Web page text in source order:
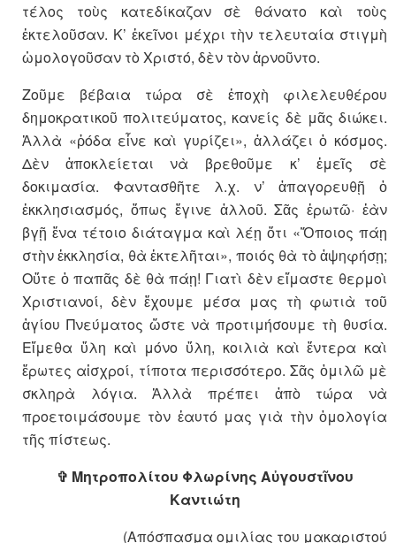
τέλος τοὺς κατεδίκαζαν σὲ θάνατο καὶ τοὺς
ἐκτελοῦσαν. Κ’ ἐκεῖνοι μέχρι τὴν τελευταία στιγμὴ
ὡμολογοῦσαν τὸ Χριστό, δὲν τὸν ἀρνοῦντο.
Ζοῦμε βέβαια τώρα σὲ ἐποχὴ φιλελευθέρου
δημοκρατικοῦ πολιτεύματος, κανείς δὲ μᾶς διώκει.
Ἀλλὰ «ῥόδα εἶνε καὶ γυρίζει», ἀλλάζει ὁ κόσμος.
Δὲν ἀποκλείεται νὰ βρεθοῦμε κ’ ἐμεῖς σὲ
δοκιμασία. Φαντασθῆτε λ.χ. ν’ ἀπαγορευθῇ ὁ
ἐκκλησιασμός, ὅπως ἔγινε ἀλλοῦ. Σᾶς ἐρωτῶ· ἐὰν
βγῇ ἕνα τέτοιο διάταγμα καὶ λέῃ ὅτι «Ὅποιος πάῃ
στὴν ἐκκλησία, θὰ ἐκτελῆται», ποιός θὰ τὸ ἀψηφήσῃ;
Οὔτε ὁ παπᾶς δὲ θὰ πάῃ! Γιατὶ δὲν εἴμαστε θερμοὶ
Χριστιανοί, δὲν ἔχουμε μέσα μας τὴ φωτιὰ τοῦ
ἁγίου Πνεύματος ὥστε νὰ προτιμήσουμε τὴ θυσία.
Εἴμεθα ὕλη καὶ μόνο ὕλη, κοιλιὰ καὶ ἔντερα καὶ
ἔρωτες αἰσχροί, τίποτα περισσότερο. Σᾶς ὁμιλῶ μὲ
σκληρὰ λόγια. Ἀλλὰ πρέπει ἀπὸ τώρα νὰ
προετοιμάσουμε τὸν ἑαυτό μας γιὰ τὴν ὁμολογία
τῆς πίστεως.
✞ Μητροπολίτου Φλωρίνης Αὐγουστῖνου
Καντιώτη
(Απόσπασμα ομιλίας του μακαριστού